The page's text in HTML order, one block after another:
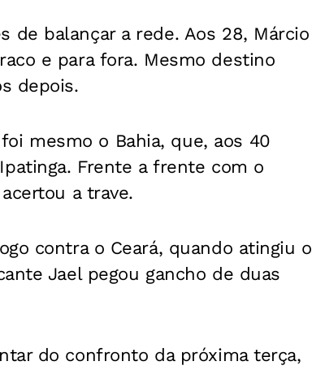
de balançar a rede. Aos 28, Márcio
e para fora. Mesmo destino
depois.
mesmo o Bahia, que, aos 40
Frente a frente com o
a trave.
contra o Ceará, quando atingiu o
Jael pegou gancho de duas
do confronto da próxima terça,